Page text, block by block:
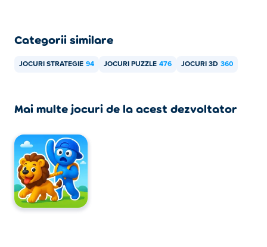
Categorii similare
JOCURI STRATEGIE 94 JOCURI PUZZLE 476 JOCURI 3D 360
Mai multe jocuri de la acest dezvoltator